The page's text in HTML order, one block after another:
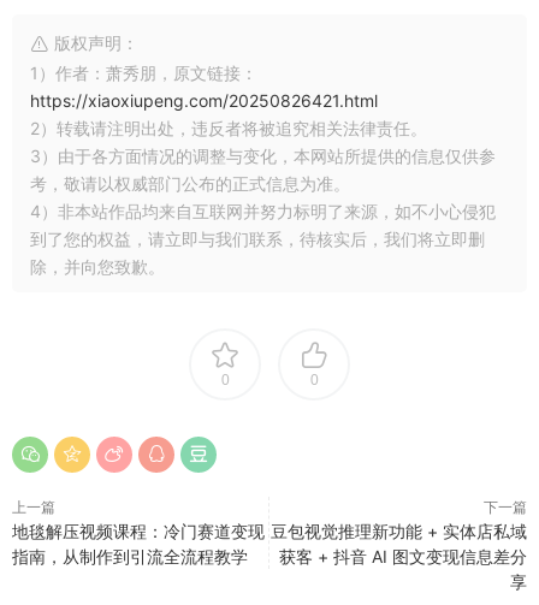
版权声明：
1）作者：萧秀朋，原文链接：
https://xiaoxiupeng.com/20250826421.html
2）转载请注明出处，违反者将被追究相关法律责任。
3）由于各方面情况的调整与变化，本网站所提供的信息仅供参
考，敬请以权威部门公布的正式信息为准。
4）非本站作品均来自互联网并努力标明了来源，如不小心侵犯
到了您的权益，请立即与我们联系，待核实后，我们将立即删
除，并向您致歉。
0 0
上一篇
地毯解压视频课程：冷门赛道变现
指南，从制作到引流全流程教学
下一篇
豆包视觉推理新功能 + 实体店私域
获客 + 抖音 AI 图文变现信息差分
享